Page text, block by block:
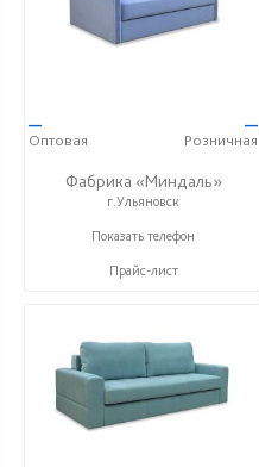
—
Оптовая
—
Розничная
Фабрика «Миндаль»
г.Ульяновск
+7 (927) 630-62-82
Показать телефон
Прайс-лист